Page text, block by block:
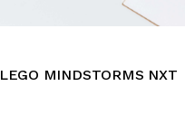
LEGO MINDSTORMS NXT